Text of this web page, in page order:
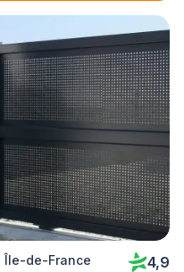
Île-de-France 4,9